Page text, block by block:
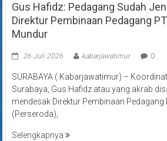
Gus Hafidz: Pedagang Sudah
Direktur Pembinaan Pedagang
Mundur
26 Juli 2026 kabarjawatimur 0
SURABAYA ( Kabarjawatimur) –
Surabaya, Gus Hafidz atau yang akrab
mendesak Direktur Pembinaan Pedagang
(Perseroda),
Selengkapnya